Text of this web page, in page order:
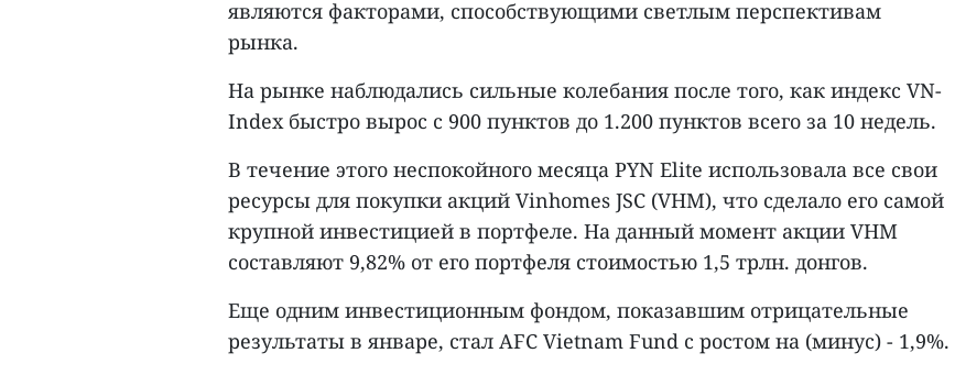
являются факторами, способствующими светлым перспективам
рынка.
На рынке наблюдались сильные колебания после того, как индекс VN-
Index быстро вырос с 900 пунктов до 1.200 пунктов всего за 10 недель.
В течение этого неспокойного месяца PYN Elite использовала все свои
ресурсы для покупки акций Vinhomes JSC (VHM), что сделало его самой
крупной инвестицией в портфеле. На данный момент акции VHM
составляют 9,82% от его портфеля стоимостью 1,5 трлн. донгов.
Еще одним инвестиционным фондом, показавшим отрицательные
результаты в январе, стал AFC Vietnam Fund с ростом на (минус) - 1,9%.